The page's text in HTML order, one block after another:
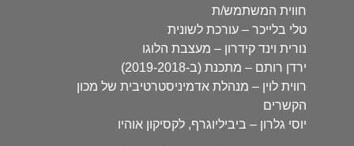
חווית המשתמש/ת
טלי בלייכר – עורכת לשונית
נורית וינד קידרון – מעצבת הלוגו
ירדן רותם – מתכנת (ב-2019-2018)
רווית לוין – מנהלת אדמיניסטרטיבית של מכון
הקשרים
יוסי גלרון – ביביליוגרף, לקסיקון אוהיו